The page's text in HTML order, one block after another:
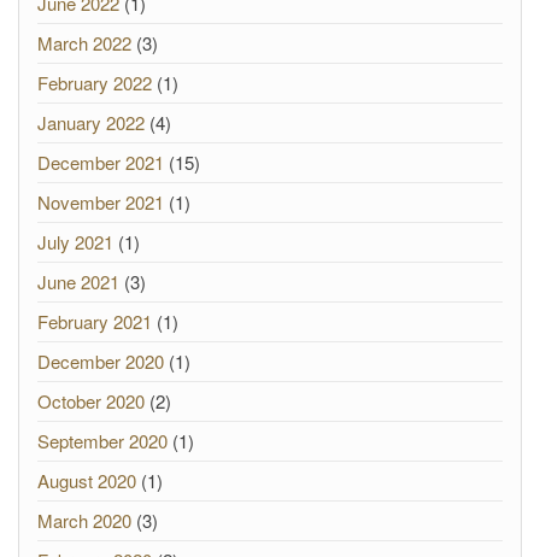
March 2022 (3)
February 2022 (1)
January 2022 (4)
December 2021 (15)
November 2021 (1)
July 2021 (1)
June 2021 (3)
February 2021 (1)
December 2020 (1)
October 2020 (2)
September 2020 (1)
August 2020 (1)
March 2020 (3)